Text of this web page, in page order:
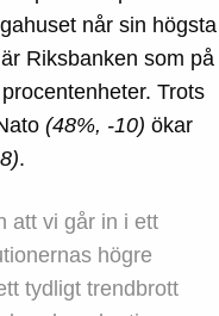
når sin högsta
Riksbanken som på
Trots
(48%, -10) ökar
.
att vi går in i ett
högre
tydligt trendbrott